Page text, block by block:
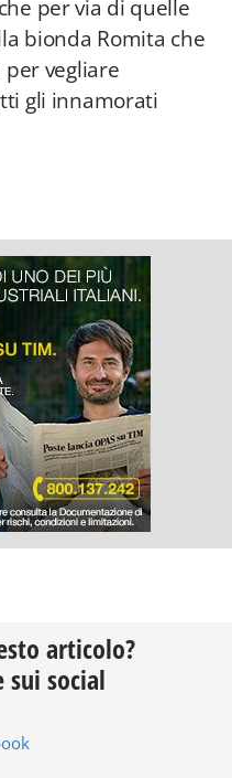
per via di quelle
bionda Romita che
vegliare
gli innamorati
articolo?
sui social